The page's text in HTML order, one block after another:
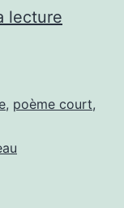
lecture
, poème court,